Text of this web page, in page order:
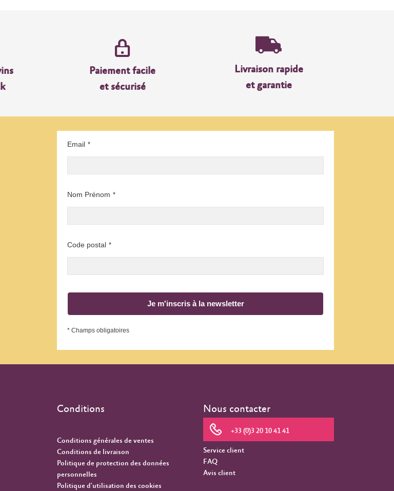
Paiement facile
et sécurisé
Livraison rapide
et garantie
Email *
Nom Prénom *
Code postal *
Je m'inscris à la newsletter
* Champs obligatoires
Conditions
Conditions générales de ventes
Conditions de livraison
Politique de protection des données
personnelles
Politique d'utilisation des cookies
Nous contacter
+33 (0)3 20 10 41 41
Service client
FAQ
Avis client